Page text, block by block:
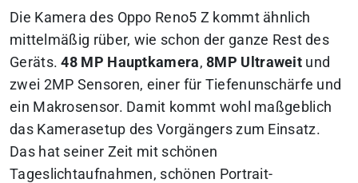
Die Kamera des Oppo Reno5 Z kommt ähnlich
mittelmäßig rüber, wie schon der ganze Rest des
Geräts.48 MP Hauptkamera,8MP Ultraweit und
zwei 2MP Sensoren, einer für Tiefenunschärfe und
ein Makrosensor. Damit kommt wohl maßgeblich
das Kamerasetup des Vorgängers zum Einsatz.
Das hat seiner Zeit mit schönen
Tageslichtaufnahmen, schönen Portrait-